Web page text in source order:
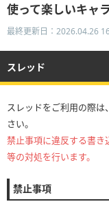
使って楽しいキャラ
最終更新日：2026.04.26
スレッド
スレッドをご利用の際
さい。
禁止事項に違反する書き
等の対処を行います。
禁止事項